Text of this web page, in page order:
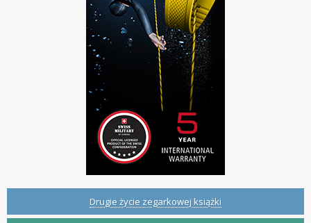
Drugie życie zegarkowej książki